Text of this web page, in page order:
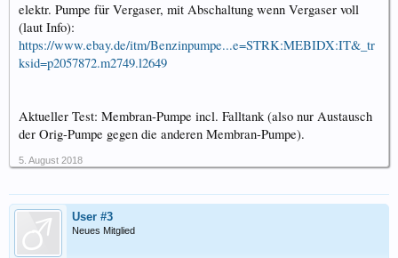
elektr. Pumpe für Vergaser, mit Abschaltung wenn Vergaser voll
(laut Info):
https://www.ebay.de/itm/Benzinpumpe...e=STRK:MEBIDX:IT&_tr
ksid=p2057872.m2749.l2649
Aktueller Test: Membran-Pumpe incl. Falltank (also nur Austausch
der Orig-Pumpe gegen die anderen Membran-Pumpe).
5. August 2018
User #3
Neues Mitglied